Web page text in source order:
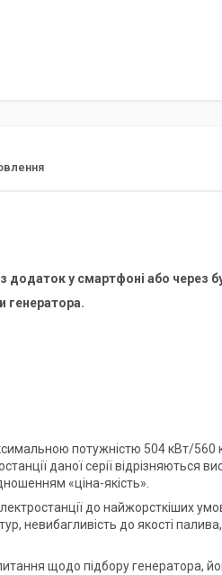
у смартфоні або через
генератора.
потужністю 504 кВт/560
даної серії відрізняються
«ціна-якість».
до найжорсткіших
невибагливість до якості
щодо підбору генератора,